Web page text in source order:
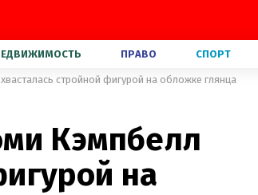
ПРАВО СПОРТ
стройной фигурой на обложке глянца
Кэмпбелл
на